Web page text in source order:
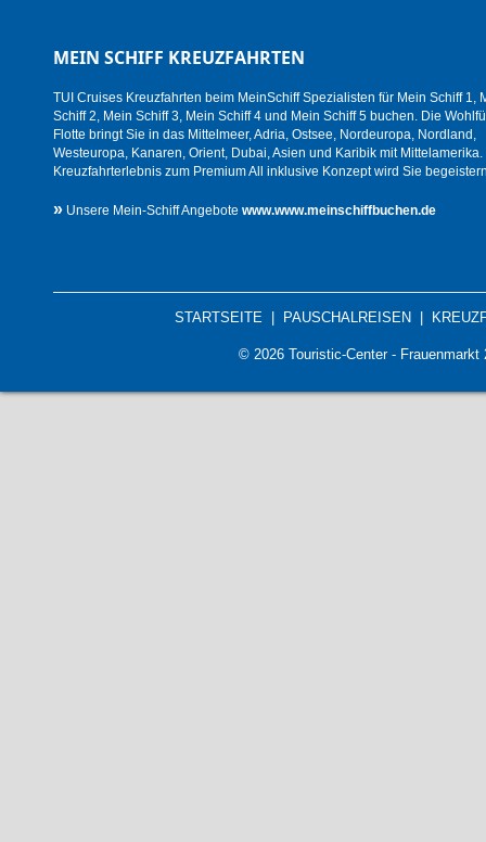
MEIN SCHIFF KREUZFAHRTEN
TUI Cruises Kreuzfahrten beim MeinSchiff Spezialisten für Mein Schiff 1,
Schiff 2, Mein Schiff 3, Mein Schiff 4 und Mein Schiff 5 buchen. Die
Flotte bringt Sie in das Mittelmeer, Adria, Ostsee, Nordeuropa, Nordland,
Westeuropa, Kanaren, Orient, Dubai, Asien und Karibik mit Mittelamerika.
Kreuzfahrterlebnis zum Premium All inklusive Konzept wird Sie
» Unsere Mein-Schiff Angebote www.www.meinschiffbuchen.de
STARTSEITE| PAUSCHALREISEN
© 2026 Touristic-Center -